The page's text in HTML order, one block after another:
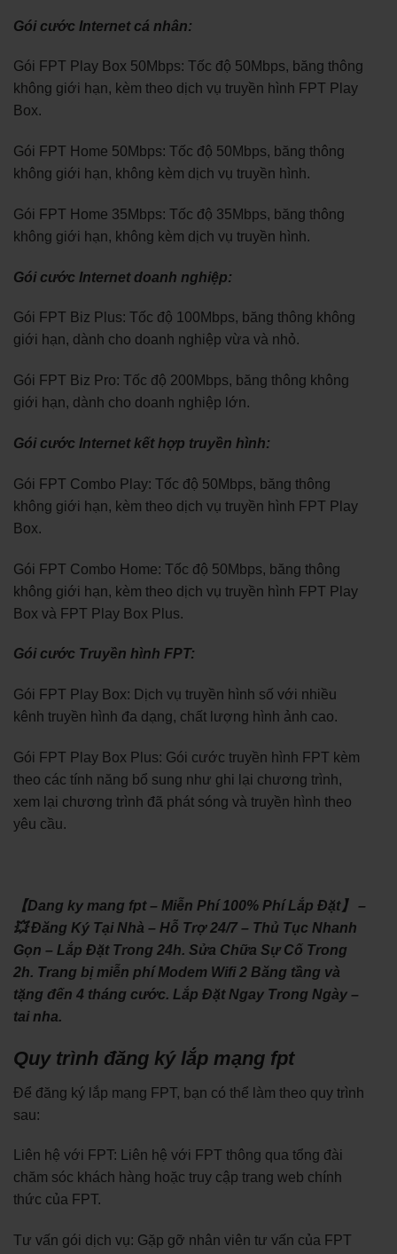
Gói cước Internet cá nhân:
Gói FPT Play Box 50Mbps: Tốc độ 50Mbps, băng thông
không giới hạn, kèm theo dịch vụ truyền hình FPT Play
Box.
Gói FPT Home 50Mbps: Tốc độ 50Mbps, băng thông
không giới hạn, không kèm dịch vụ truyền hình.
Gói FPT Home 35Mbps: Tốc độ 35Mbps, băng thông
không giới hạn, không kèm dịch vụ truyền hình.
Gói cước Internet doanh nghiệp:
Gói FPT Biz Plus: Tốc độ 100Mbps, băng thông không
giới hạn, dành cho doanh nghiệp vừa và nhỏ.
Gói FPT Biz Pro: Tốc độ 200Mbps, băng thông không
giới hạn, dành cho doanh nghiệp lớn.
Gói cước Internet kết hợp truyền hình:
Gói FPT Combo Play: Tốc độ 50Mbps, băng thông
không giới hạn, kèm theo dịch vụ truyền hình FPT Play
Box.
Gói FPT Combo Home: Tốc độ 50Mbps, băng thông
không giới hạn, kèm theo dịch vụ truyền hình FPT Play
Box và FPT Play Box Plus.
Gói cước Truyền hình FPT:
Gói FPT Play Box: Dịch vụ truyền hình số với nhiều
kênh truyền hình đa dạng, chất lượng hình ảnh cao.
Gói FPT Play Box Plus: Gói cước truyền hình FPT kèm
theo các tính năng bổ sung như ghi lại chương trình,
xem lại chương trình đã phát sóng và truyền hình theo
yêu cầu.
【Dang ky mang fpt – Miễn Phí 100% Phí Lắp Đặt】 –
💥 Đăng Ký Tại Nhà – Hỗ Trợ 24/7 – Thủ Tục Nhanh
Gọn – Lắp Đặt Trong 24h. Sửa Chữa Sự Cố Trong
2h. Trang bị miễn phí Modem Wifi 2 Băng tầng và
tặng đến 4 tháng cước. Lắp Đặt Ngay Trong Ngày –
tai nha.
Quy trình đăng ký lắp mạng fpt
Để đăng ký lắp mạng FPT, bạn có thể làm theo quy trình
sau:
Liên hệ với FPT: Liên hệ với FPT thông qua tổng đài
chăm sóc khách hàng hoặc truy cập trang web chính
thức của FPT.
Tư vấn gói dịch vụ: Gặp gỡ nhân viên tư vấn của FPT